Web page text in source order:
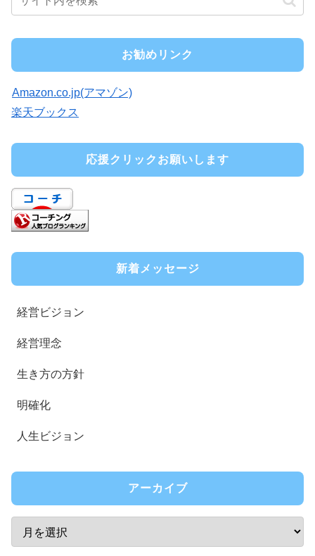
お勧めリンク
Amazon.co.jp(アマゾン)
楽天ブックス
応援クリックお願いします
新着メッセージ
経営ビジョン
経営理念
生き方の方針
明確化
人生ビジョン
アーカイブ